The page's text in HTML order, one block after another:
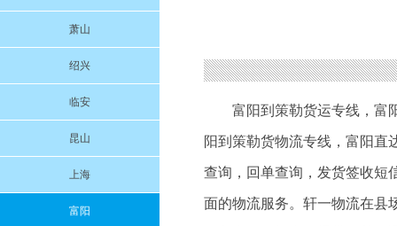
萧山
绍兴
临安
昆山
上海
富阳
富阳到策勒货运专线 ， 富
阳到策勒货物流专线 ，富阳
查询，回单查询，发货签收短
面的物流服务。轩一物流在县